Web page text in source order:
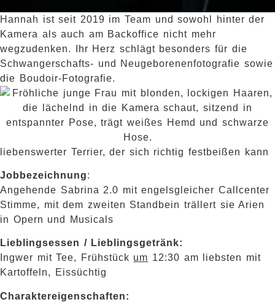
Hannah ist seit 2019 im Team und sowohl hinter der
Kamera als auch am Backoffice nicht mehr
wegzudenken. Ihr Herz schlägt besonders für die
Schwangerschafts- und Neugeborenenfotografie sowie
die Boudoir-Fotografie.
liebenswerter Terrier, der sich richtig festbeißen kann
Jobbezeichnung:
Angehende Sabrina 2.0 mit engelsgleicher Callcenter
Stimme, mit dem zweiten Standbein trällert sie Arien
in Opern und Musicals
Lieblingsessen / Lieblingsgetränk:
Ingwer mit Tee, Frühstück um 12:30 am liebsten mit
Kartoffeln, Eissüchtig
Charaktereigenschaften: